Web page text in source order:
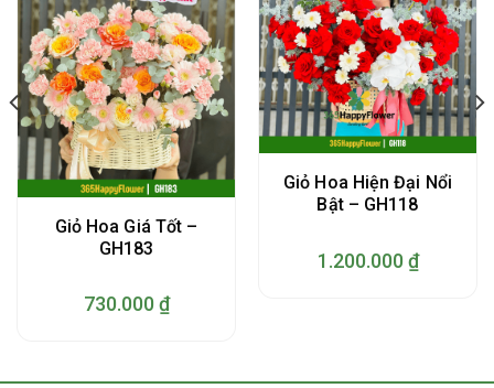
Giỏ Hoa Giá Tốt –
GH183
730.000 ₫
Giỏ Hoa Hiện Đại Nổi
Bật – GH118
1.200.000 ₫